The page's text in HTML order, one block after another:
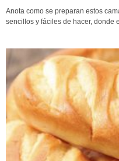
Anota como se preparan estos
sencillos y fáciles de hacer, donde